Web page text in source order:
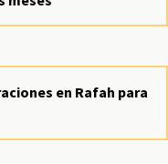
en Rafah para